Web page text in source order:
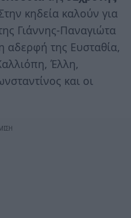
κηδεία καλούν για
Γιάννης-Παναγιώτα
αδερφή της Ευσταθία,
Έλλη,
και οι